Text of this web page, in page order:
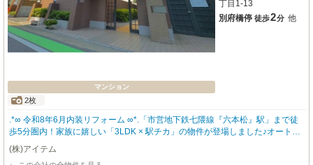
マンション
2枚
丁目1-13
別府橋停 徒歩2分 他
.*∞ 令和8年6月内装リフォーム ∞*.「市営地下鉄七隈線『六本松』駅」まで徒
歩5分圏内！家族に嬉しい「3LDK × 駅チカ」の物件が登場しました♪オートロ
ックやTVモニター付きインターフォン、防犯カメラなど、家族の安全を守る
設備が充実◎不在時に荷物を受け取ってくれる宅配ボックスも完備しています
(株)アイテム